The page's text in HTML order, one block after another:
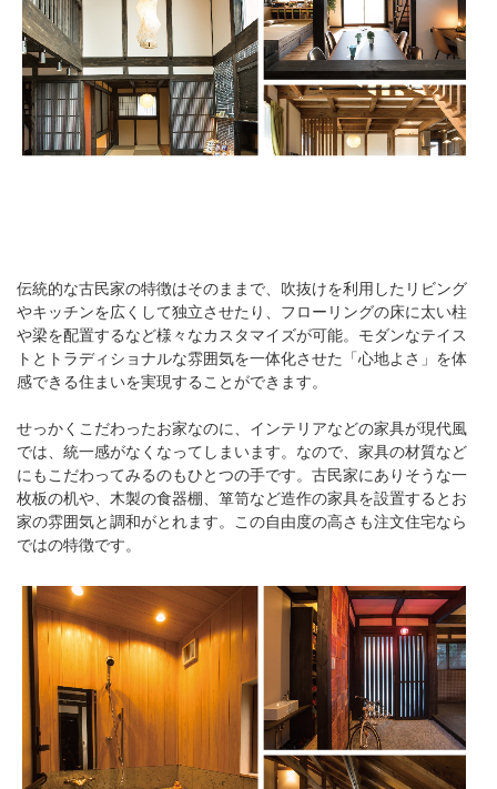
伝統的な古民家の特徴はそのままで、吹抜けを利用したリビング
やキッチンを広くして独立させたり、フローリングの床に太い柱
や梁を配置するなど様々なカスタマイズが可能。モダンなテイス
トとトラディショナルな雰囲気を一体化させた「心地よさ」を体
感できる住まいを実現することができます。
せっかくこだわったお家なのに、インテリアなどの家具が現代風
では、統一感がなくなってしまいます。なので、家具の材質など
にもこだわってみるのもひとつの手です。古民家にありそうな一
枚板の机や、木製の食器棚、箪笥など造作の家具を設置するとお
家の雰囲気と調和がとれます。この自由度の高さも注文住宅なら
ではの特徴です。